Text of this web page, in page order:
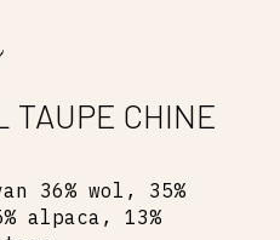
TAUPE CHINE
36% wol, 35%
alpaca, 13%